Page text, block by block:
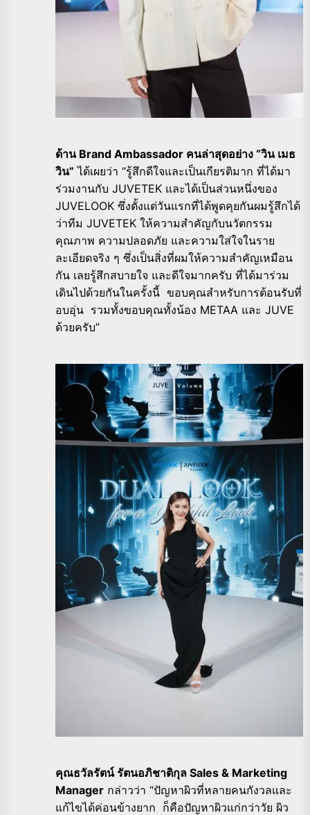
ด้าน Brand Ambassador คนล่าสุดอย่าง “วิน เมธ
วิน” ได้เผยว่า “รู้สึกดีใจและเป็นเกียรติมาก ที่ได้มา
ร่วมงานกับ JUVETEK และได้เป็นส่วนหนึ่งของ
JUVELOOK ซึ่งตั้งแต่วันแรกที่ได้พูดคุยกันผมรู้สึกได้
ว่าทีม JUVETEK ให้ความสำคัญกับนวัตกรรม
คุณภาพ ความปลอดภัย และความใส่ใจในราย
ละเอียดจริง ๆ ซึ่งเป็นสิ่งที่ผมให้ความสำคัญเหมือน
กัน เลยรู้สึกสบายใจ และดีใจมากครับ ที่ได้มาร่วม
เดินไปด้วยกันในครั้งนี้ ขอบคุณสำหรับการต้อนรับที่
อบอุ่น รวมทั้งขอบคุณทั้งน้อง METAA และ JUVE
ด้วยครับ”
คุณธวัลรัตน์ รัตนอภิชาติกุล Sales & Marketing
Manager กล่าวว่า “ปัญหาผิวที่หลายคนกังวลและ
แก้ไขได้ค่อนข้างยาก ก็คือปัญหาผิวแก่กว่าวัย ผิว